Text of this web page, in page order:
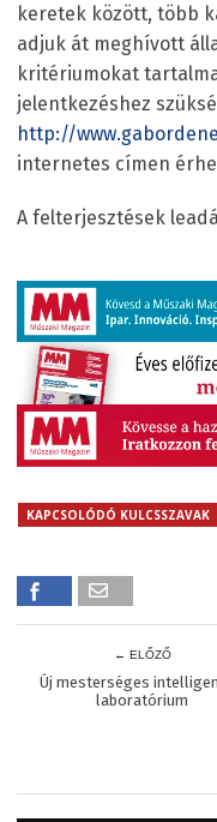
keretek között, több
adjuk át meghívott
kritériumokat
jelentkezéshez
http://
internetes címen
A felterjesztések
KAPCSOLÓDÓ KULCSSZAVAK
← ELŐZŐ
Új mesterséges
laboratórium